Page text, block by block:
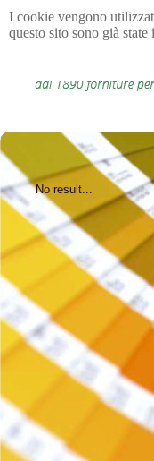
I cookie vengono
questo sito sono già state
No result...